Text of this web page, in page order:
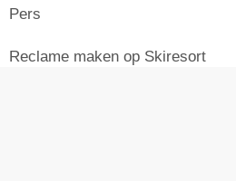
Pers
Reclame maken op Skiresort